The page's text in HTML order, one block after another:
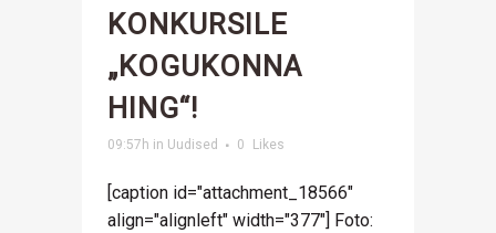
KONKURSILE
„KOGUKONNA
HING“!
09:57h in Uudised 0 Likes
[caption id="attachment_18566"
align="alignleft" width="377"] Foto: